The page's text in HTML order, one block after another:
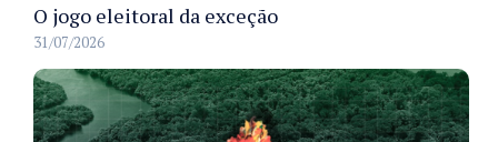
O jogo eleitoral da exceção
31/07/2026